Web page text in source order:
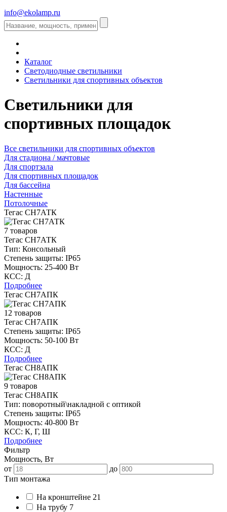
info@ekolamp.ru
Каталог
Светодиодные светильники
Светильники для спортивных объектов
Светильники для
спортивных площадок
Все светильники для спортивных объектов
Для стадиона / мачтовые
Для спортзала
Для спортивных площадок
Для бассейна
Настенные
Потолочные
Тегас СН7АТК
7 товаров
Тегас СН7АТК
Тип: Консольный
Степень защиты: IP65
Мощность: 25-400 Вт
КСС: Д
Подробнее
Тегас СН7АПК
12 товаров
Тегас СН7АПК
Степень защиты: IP65
Мощность: 50-100 Вт
КСС: Д
Подробнее
Тегас СН8АПК
9 товаров
Тегас СН8АПК
Тип: поворотный\накладной с оптикой
Степень защиты: IP65
Мощность: 40-800 Вт
КСС: К, Г, Ш
Подробнее
Фильтр
Мощность, Вт
от
до
Тип монтажа
На кронштейне 21
На трубу 7